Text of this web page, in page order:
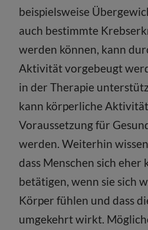
beispielsweise
auch bestimmte
werden können, kann
Aktivität vorgebeugt
in der Therapie
kann körperliche
Voraussetzung für
werden. Weiterhin
dass Menschen sich eher
betätigen, wenn sie sich
Körper fühlen und dass
umgekehrt wirkt.